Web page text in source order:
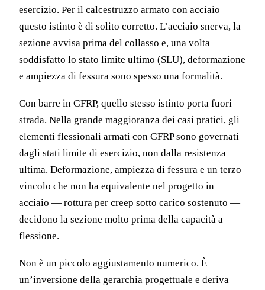
esercizio. Per il calcestruzzo armato con acciaio
questo istinto è di solito corretto. L’acciaio snerva, la
sezione avvisa prima del collasso e, una volta
soddisfatto lo stato limite ultimo (SLU), deformazione
e ampiezza di fessura sono spesso una formalità.
Con barre in GFRP, quello stesso istinto porta fuori
strada. Nella grande maggioranza dei casi pratici, gli
elementi flessionali armati con GFRP sono governati
dagli stati limite di esercizio, non dalla resistenza
ultima. Deformazione, ampiezza di fessura e un terzo
vincolo che non ha equivalente nel progetto in
acciaio — rottura per creep sotto carico sostenuto —
decidono la sezione molto prima della capacità a
flessione.
Non è un piccolo aggiustamento numerico. È
un’inversione della gerarchia progettuale e deriva